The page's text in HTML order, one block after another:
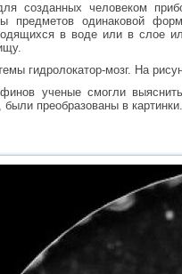
созданных человеком
предметов одинаковой
в воде или в
гидролокатор-мозг. На
ученые смогли
преобразованы в